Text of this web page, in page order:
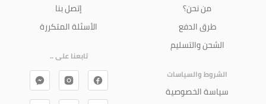
من نحن؟
طرق الدفع
الشحن والتسليم
الشروط والسياسات
سياسة الخصوصية
إتصل بنا
الأسئلة المتكررة
تابعنا على ..